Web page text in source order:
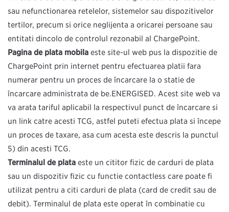
sau nefuncționarea rețelelor, sistemelor sau dispozitivelor
terților, precum și orice neglijență a oricărei persoane sau
entități dincolo de controlul rezonabil al ChargePoint.
Pagina de plată mobilă este site-ul web pus la dispoziție de
ChargePoint prin internet pentru efectuarea plăţii fără
numerar pentru un proces de încărcare la o stație de
încărcare administrată de be.ENERGISED. Acest site web vă
va arăta tariful aplicabil la respectivul punct de încărcare și
un link către acești TCG, astfel puteți efectua plata și începe
un proces de taxare, așa cum acesta este descris la punctul
5) din acești TCG.
Terminalul de plată este un cititor fizic de carduri de plată
sau un dispozitiv fizic cu funcție contactless care poate fi
utilizat pentru a citi carduri de plată (card de credit sau de
debit). Terminalul de plată este operat în combinație cu